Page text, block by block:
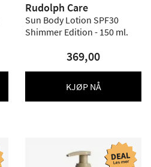
Rudolph Care
Sun Body Lotion SPF30
Shimmer Edition - 150 ml.
369,00
KJØP NÅ